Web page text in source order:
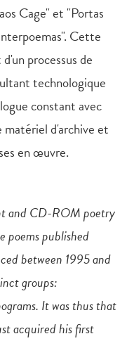
Cage" et "Portas
Cette
processus de
technologique
constant avec
d'archive et
en œuvre.
and CD-ROM poetry
poems published
between 1995 and
groups:
It was thus that
acquired his first